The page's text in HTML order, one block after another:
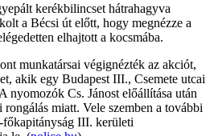
kerékbilincset hátrahagyva
a Bécsi út előtt, hogy megnézze a
elhajtott a kocsmába.
munkatársai végignézték az akciót,
akik egy Budapest III., Csemete utcai
nyomozók Cs. Jánost előállítása után
miatt. Vele szemben a további
főkapitányság III. kerületi